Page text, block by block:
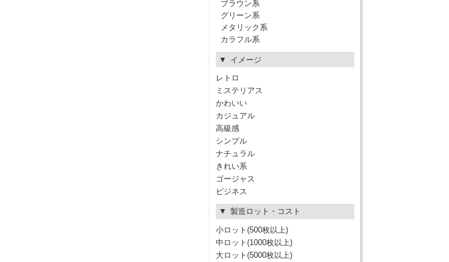
ブラウン系
グリーン系
メタリック系
カラフル系
イメージ
レトロ
ミステリアス
かわいい
カジュアル
高級感
シンプル
ナチュラル
きれい系
ゴージャス
ビジネス
製造ロット・コスト
小ロット(500枚以上)
中ロット(1000枚以上)
大ロット(5000枚以上)